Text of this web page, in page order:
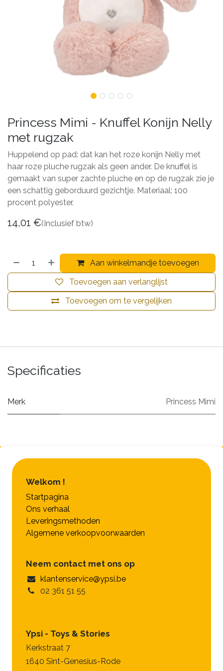
Princess Mimi - Knuffel Konijn Nelly
met rugzak
Huppelend op pad: dat kan het roze konijn Nelly met
haar roze pluche rugzak als geen ander. De knuffel is
gemaakt van super zachte pluche en op de rugzak zie je
een schattig geborduurd gezichtje. Materiaal: 100
procent polyester.
14,01 €(Inclusief btw)
Aan winkelmandje toevoegen
Toevoegen om te vergelijken
Toevoegen aan verlanglijst
Specificaties
Merk Princess Mimi
Welkom !
Startpagina
Ons verhaal
Leveringsmethoden
Algemene verkoopvoorwaarden
Neem contact met ons op
klantenservice@ypsi.be
02 361 51 55
Ypsi - Toys & Stories
Kerkstraat 7
1640 Sint-Genesius-Rode